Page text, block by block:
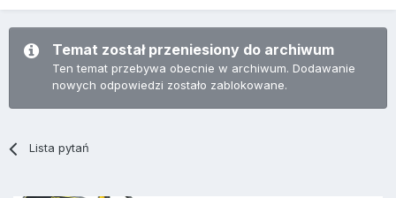
Temat został przeniesiony do archiwum
Ten temat przebywa obecnie w archiwum. Dodawanie
nowych odpowiedzi zostało zablokowane.
Lista pytań